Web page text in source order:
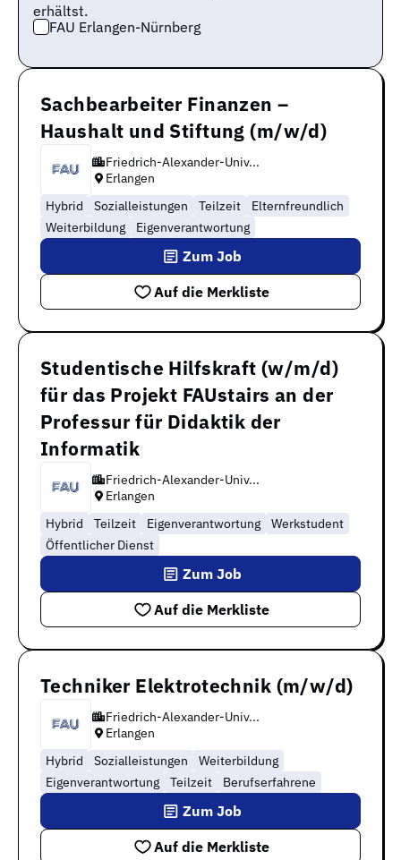
erhältst.
FAU Erlangen-Nürnberg
Sachbearbeiter Finanzen –
Haushalt und Stiftung (m/w/d)
Friedrich-Alexander-Univ...
Erlangen
Hybrid
Sozialleistungen Teilzeit
Elternfreundlich
Weiterbildung
Eigenverantwortung
Auf die Merkliste
Zum Job
Studentische Hilfskraft (w/m/d)
für das Projekt FAUstairs an der
Professur für Didaktik der
Informatik
Friedrich-Alexander-Univ...
Erlangen
Hybrid
Teilzeit Eigenverantwortung
Werkstudent
Öffentlicher Dienst
Auf die Merkliste
Zum Job
Techniker Elektrotechnik (m/w/d)
Friedrich-Alexander-Univ...
Erlangen
Hybrid
Sozialleistungen
Weiterbildung
Eigenverantwortung
Teilzeit Berufserfahrene
Auf die Merkliste
Zum Job